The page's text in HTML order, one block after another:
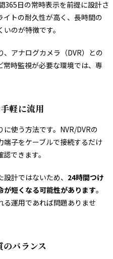
365日の常時表示を前提に設計さ
トの耐久性が高く、長時間の
のが特徴です。
アナログカメラ（DVR）との
常時監視が必要な環境では、専
軽に流用
使う方法です。NVR/DVRの
端子をケーブルで接続するだけ
できます。
計ではないため、 24時間つけ
が短くなる可能性があります。
運用であれば問題ありませ
バランス